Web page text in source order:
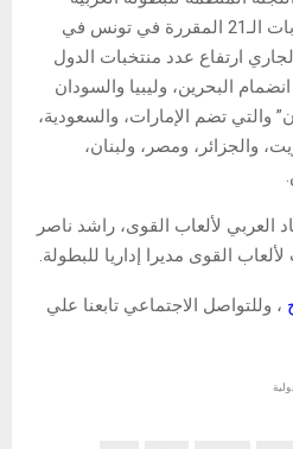
لألعاب القوى للشباب والشابات الـ21 المقررة في تونس في
إلى 30 أبريل الجاري ارتفاع عدد منتخبات الدول
منتخبا بعد انضمام البحرين، وليبيا والسودان
والتي تضم الإمارات، والسعودية،
والجزائر، ومصر، ولبنان،
العربي لألعاب القوى، راشد ناصر
القوى مديرا إداريا للبطولة.
، وللتواصل الاجتماعي تابعنا علي